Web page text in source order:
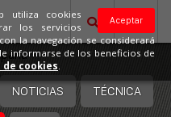
NOTICIAS TÉCNICA
Aceptar
utiliza cookies
los servicios
la navegación se considerará
informarse de los beneficios de
de cookies.